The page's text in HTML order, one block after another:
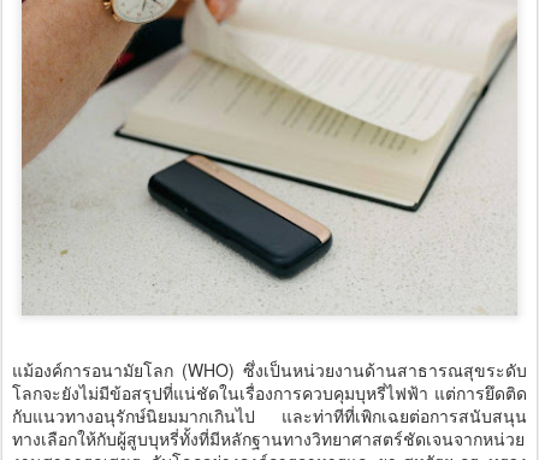
แม้องค์การอนามัยโลก (WHO) ซึ่งเป็นหน่วยงานด้านสาธารณสุขระดับ
โลกจะยังไม่มีข้อสรุปที่แน่ชัดในเรื่องการควบคุมบุหรี่ไฟฟ้า แต่การยึดติด
กับแนวทางอนุรักษ์นิยมมากเกินไป และท่าทีที่เพิกเฉยต่อการสนับสนุน
ทางเลือกให้กับผู้สูบบุหรี่ทั้งที่มีหลักฐานทางวิทยาศาสตร์ชัดเจนจากหน่วย